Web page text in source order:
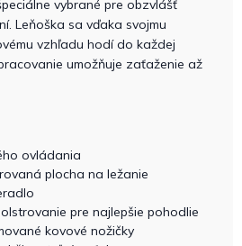
vybrané pre obzvlášť
Leňoška sa vďaka svojmu
vzhľadu hodí do každej
umožňuje zaťaženie až
ovládania
plocha na ležanie
pre najlepšie pohodlie
kovové nožičky